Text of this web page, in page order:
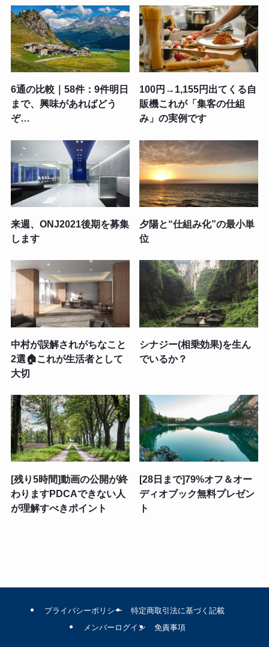
6通の比較｜58件：9件明日
まで、興味があればどう
ぞ…
100円→1,155円出てくる自
販機これが「集客の仕組
み」の実例です
来週、ONJ2021後期を募集
します
夕陽と“仕組み化”の最小単
位
中村が誤解されがちなこと
2選🏠これが生活者として
大切
シナジー(相乗効果)を生ん
でいるか？
[残り5時間]動画の公開が終
わりますPDCAできない人
が理解すべきポイント
[28日まで]79%オフ＆オー
ディオブック無料プレゼン
ト
プライバシーポリシー
特定商取引法に基づく記載
メンバーログイン
免責事項